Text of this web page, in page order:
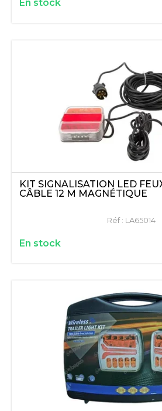
En stock
KIT SIGNALISATION LED
CÂBLE 12 M MAGNÉTIQUE
Réf : LA65014
En stock